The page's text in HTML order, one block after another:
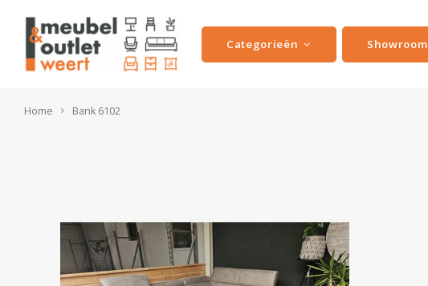
Categorieën Showroom
Home Bank 6102